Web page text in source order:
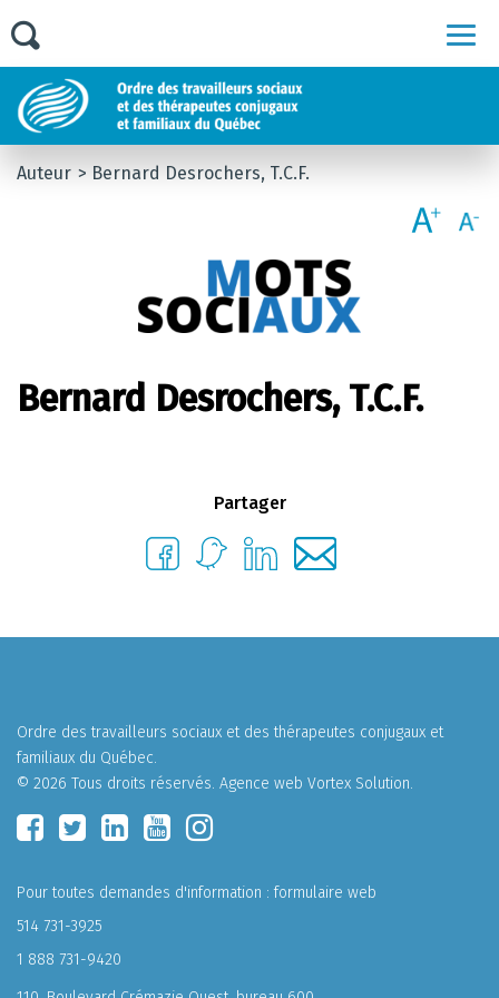
Auteur Bernard Desrochers, T.C.F.
Bernard Desrochers, T.C.F.
Partager
Ordre des travailleurs sociaux et des thérapeutes conjugaux et
familiaux du Québec.
© 2026 Tous droits réservés. Agence web Vortex Solution.
Pour toutes demandes d'information :formulaire web
514 731-3925
1 888 731-9420